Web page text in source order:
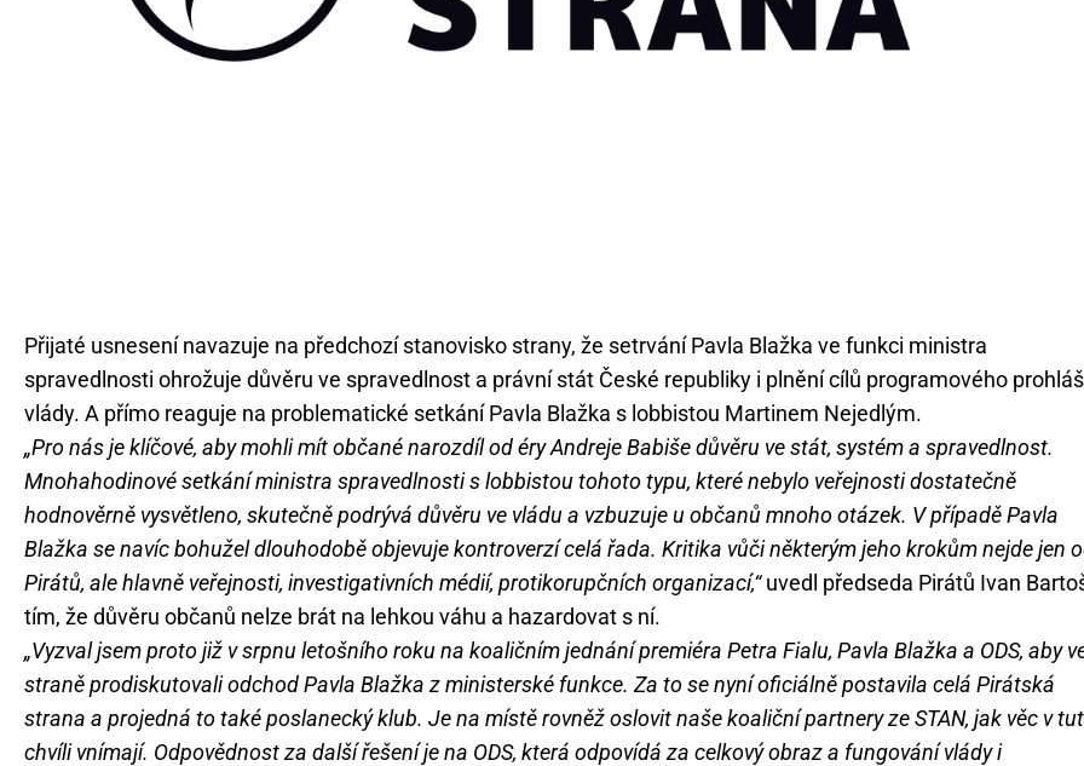
Přijaté usnesení navazuje na předchozí stanovisko strany, že setrvání Pavla Blažka ve funkci ministra
spravedlnosti ohrožuje důvěru ve spravedlnost a právní stát České republiky i plnění cílů programového
vlády. A přímo reaguje na problematické setkání Pavla Blažka s lobbistou Martinem Nejedlým.
„Pro nás je klíčové, aby mohli mít občané narozdíl od éry Andreje Babiše důvěru ve stát, systém a spravedlnost.
Mnohahodinové setkání ministra spravedlnosti s lobbistou tohoto typu, které nebylo veřejnosti dostatečně
hodnověrně vysvětleno, skutečně podrývá důvěru ve vládu a vzbuzuje u občanů mnoho otázek. V případě Pavla
Blažka se navíc bohužel dlouhodobě objevuje kontroverzí celá řada. Kritika vůči některým jeho krokům nejde jen
Pirátů, ale hlavně veřejnosti, investigativních médií, protikorupčních organizací,“uvedl předseda Pirátů Ivan
tím, že důvěru občanů nelze brát na lehkou váhu a hazardovat s ní.
„Vyzval jsem proto již v srpnu letošního roku na koaličním jednání premiéra Petra Fialu, Pavla Blažka a ODS, aby
straně prodiskutovali odchod Pavla Blažka z ministerské funkce. Za to se nyní oficiálně postavila celá Pirátská
strana a projedná to také poslanecký klub. Je na místě rovněž oslovit naše koaliční partnery ze STAN, jak věc v
chvíli vnímají. Odpovědnost za další řešení je na ODS, která odpovídá za celkový obraz a fungování vlády i